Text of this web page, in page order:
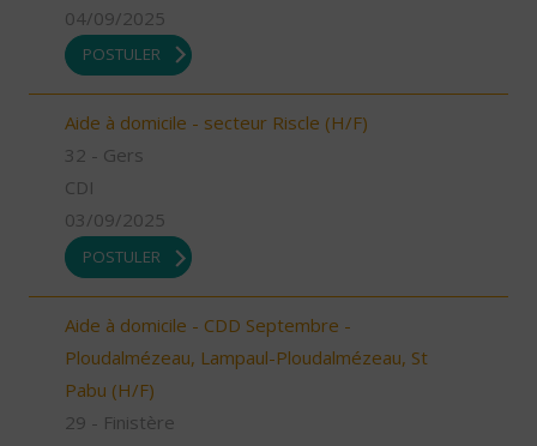
04/09/2025
POSTULER
Aide à domicile - secteur Riscle (H/F)
32 - Gers
CDI
03/09/2025
POSTULER
Aide à domicile - CDD Septembre -
Ploudalmézeau, Lampaul-Ploudalmézeau, St
Pabu (H/F)
29 - Finistère